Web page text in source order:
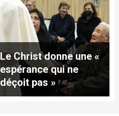
Le Christ donne une «
espérance qui ne
déçoit pas »